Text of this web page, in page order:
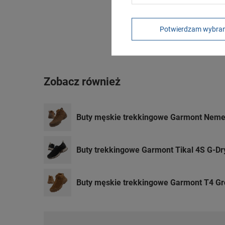
Zobacz również
Buty męskie trekkingowe Garmont
Buty trekkingowe Garmont Tikal 4S G-
Buty męskie trekkingowe Garmont T4
Potwierdzam